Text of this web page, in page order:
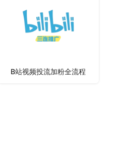
B站视频投流加粉全流程